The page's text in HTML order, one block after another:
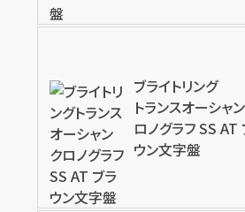
ブライトリング
トランスオーシャ
ロノグラフ SS AT
ウン文字盤